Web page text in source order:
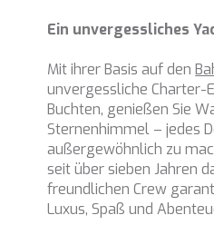
Ein unvergessliches
Mit ihrer Basis auf den
unvergessliche Charter-
Buchten, genießen Sie
Sternenhimmel – jedes
außergewöhnlich zu
seit über sieben Jahren
freundlichen Crew
Luxus, Spaß und